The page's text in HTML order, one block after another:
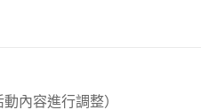
內容進行調整）